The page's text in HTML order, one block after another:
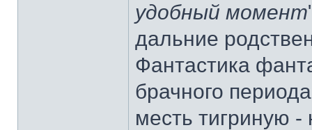
удобный момент
дальние
Фантастика
брачного
месть тигриную